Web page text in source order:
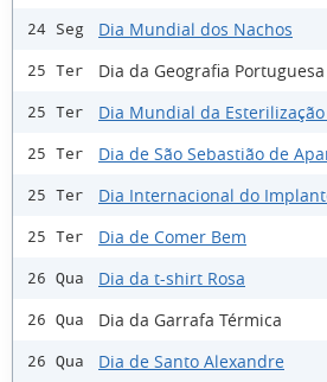
24 Seg Dia Mundial dos Nachos
25 Ter Dia da Geografia Portuguesa
25 Ter Dia Mundial da
25 Ter Dia de São Sebastião de
25 Ter Dia Internacional do
25 Ter Dia de Comer Bem
26 Qua Dia da t-shirt Rosa
26 Qua Dia da Garrafa Térmica
26 Qua Dia de Santo Alexandre